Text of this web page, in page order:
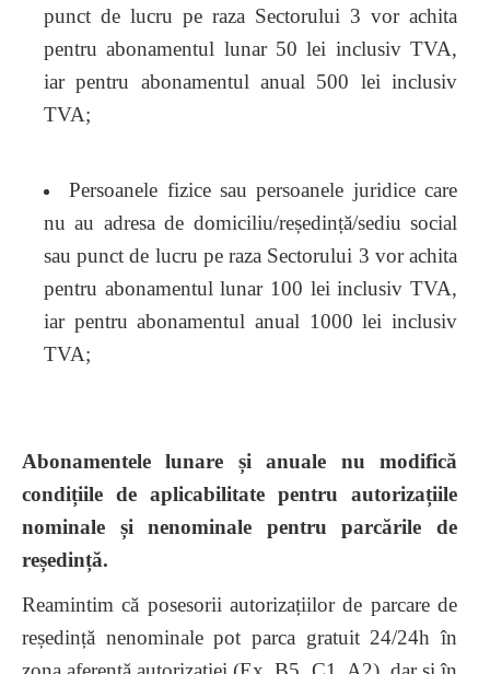
punct de lucru pe raza Sectorului 3 vor achita
pentru abonamentul lunar 50 lei inclusiv TVA,
iar pentru abonamentul anual 500 lei inclusiv
TVA;
Persoanele fizice sau persoanele juridice care
nu au adresa de domiciliu/reședință/sediu social
sau punct de lucru pe raza Sectorului 3 vor achita
pentru abonamentul lunar 100 lei inclusiv TVA,
iar pentru abonamentul anual 1000 lei inclusiv
TVA;
Abonamentele lunare și anuale nu modifică
condițiile de aplicabilitate pentru autorizațiile
nominale și nenominale pentru parcările de
reședință.
Reamintim că posesorii autorizațiilor de parcare de
reședință nenominale pot parca gratuit 24/24h în